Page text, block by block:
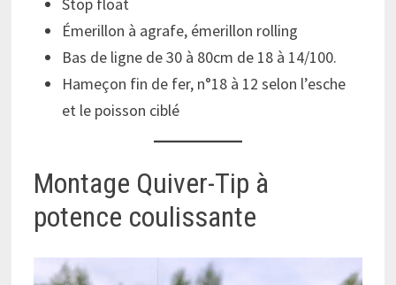
Stop float
Émerillon à agrafe, émerillon rolling
Bas de ligne de 30 à 80cm de 18 à 14/100.
Hameçon fin de fer, n°18 à 12 selon l’esche
et le poisson ciblé
Montage Quiver-Tip à
potence coulissante